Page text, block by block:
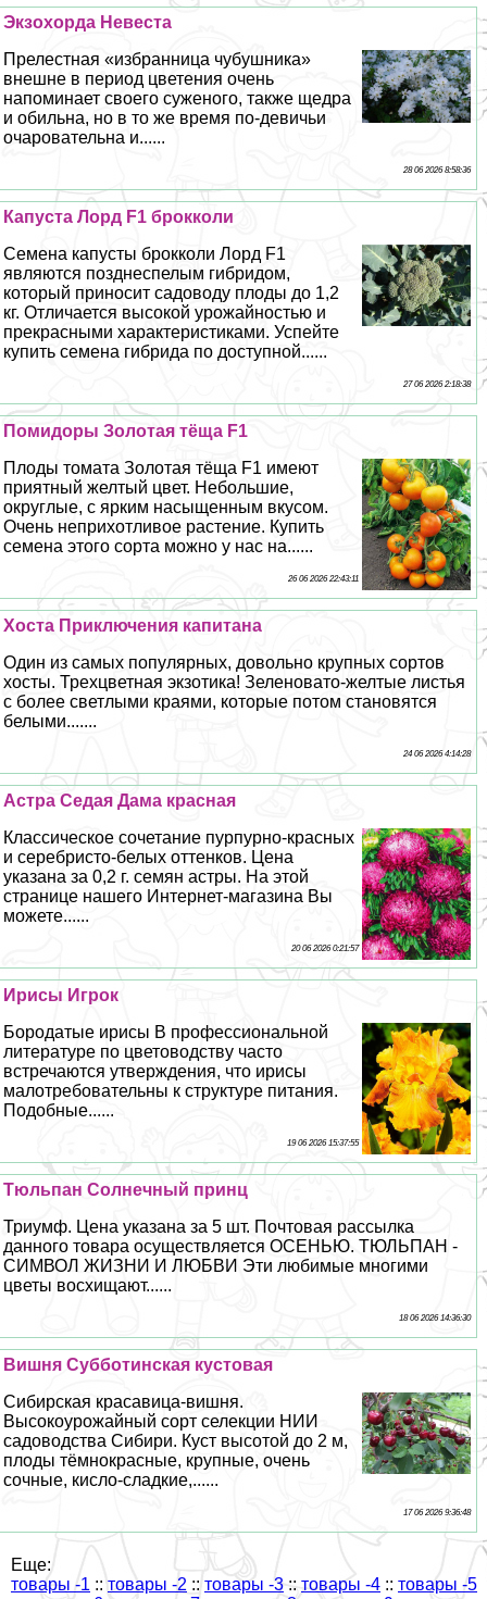
Экзохорда Невеста
Прелестная «избранница чубушника»
внешне в период цветения очень
напоминает своего суженого, также щедра
и обильна, но в то же время по-девичьи
очаровательна и......
28 06 2026 8:58:36
Капуста Лорд F1 брокколи
Семена капусты брокколи Лорд F1
являются позднеспелым гибридом,
который приносит садоводу плоды до 1,2
кг. Отличается высокой урожайностью и
прекрасными хаpaктеристиками. Успейте
купить семена гибрида по доступной......
27 06 2026 2:18:38
Помидоры Золотая тёща F1
Плоды томата Золотая тёща F1 имеют
приятный желтый цвет. Небольшие,
округлые, с ярким насыщенным вкусом.
Очень неприхотливое растение. Купить
семена этого сорта можно у нас на......
26 06 2026 22:43:11
Хоста Приключения капитана
Один из самых популярных, довольно крупных сортов
хосты. Трехцветная экзотика! Зеленовато-желтые листья
с более светлыми краями, которые потом становятся
белыми.......
24 06 2026 4:14:28
Астра Седая Дама красная
Классическое сочетание пурпурно-красных
и серебристо-белых оттенков. Цена
указана за 0,2 г. семян астры. На этой
странице нашего Интернет-магазина Вы
можете......
20 06 2026 0:21:57
Ирисы Игрок
Бородатые ирисы В профессиональной
литературе по цветоводству часто
встречаются утверждения, что ирисы
малотребовательны к структуре питания.
Подобные......
19 06 2026 15:37:55
Тюльпан Солнечный принц
Триумф. Цена указана за 5 шт. Почтовая рассылка
данного товара осуществляется ОСЕНЬЮ. ТЮЛЬПАН -
СИМВОЛ ЖИЗНИ И ЛЮБВИ Эти любимые многими
цветы восхищают......
18 06 2026 14:36:30
Вишня Субботинская кустовая
Сибирская красавица-вишня.
Высокоурожайный сорт селекции НИИ
садоводства Сибири. Куст высотой до 2 м,
плоды тёмнокрасные, крупные, очень
сочные, кисло-сладкие,......
17 06 2026 9:36:48
Еще:
товары -1 :: товары -2 :: товары -3 ::товары -4 :: товары -5